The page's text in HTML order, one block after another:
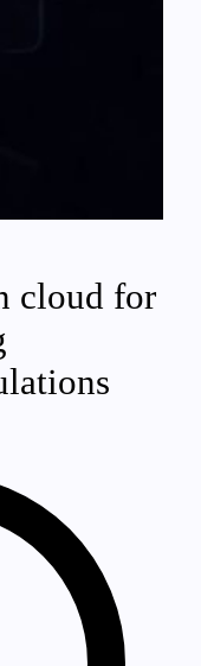
cloud for